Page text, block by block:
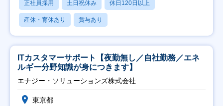
正社員採用 土日祝休み 休日120日以上
産休・育休あり 賞与あり
ITカスタマーサポート【夜勤無し／自社勤務／エネ
ルギー分野知識が身につきます】
エナジー・ソリューションズ株式会社
東京都